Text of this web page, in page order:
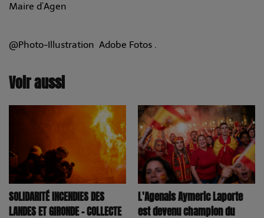
Maire d’Agen
@Photo-Illustration Adobe Fotos .
Voir aussi
SOLIDARITÉ INCENDIES DES
LANDES ET GIRONDE – COLLECTE
L'Agenais Aymeric Laporte
est devenu champion du